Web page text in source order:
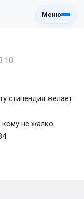
Меню
стипендия желает
кому не жалко